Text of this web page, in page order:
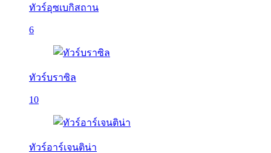
ทัวร์อุซเบกิสถาน
6
ทัวร์บราซิล
10
ทัวร์อาร์เจนติน่า